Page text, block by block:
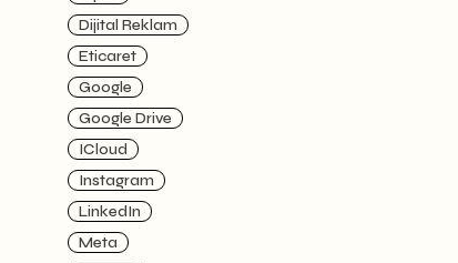
Dijital Reklam
Eticaret
Google
Google Drive
ICloud
Instagram
LinkedIn
Meta